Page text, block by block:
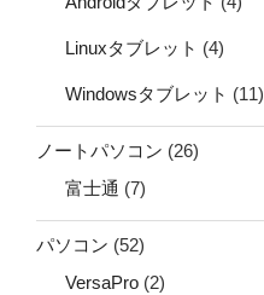
Linuxタブレット (4)
Windowsタブレット (11)
ノートパソコン (26)
富士通 (7)
パソコン (52)
VersaPro (2)